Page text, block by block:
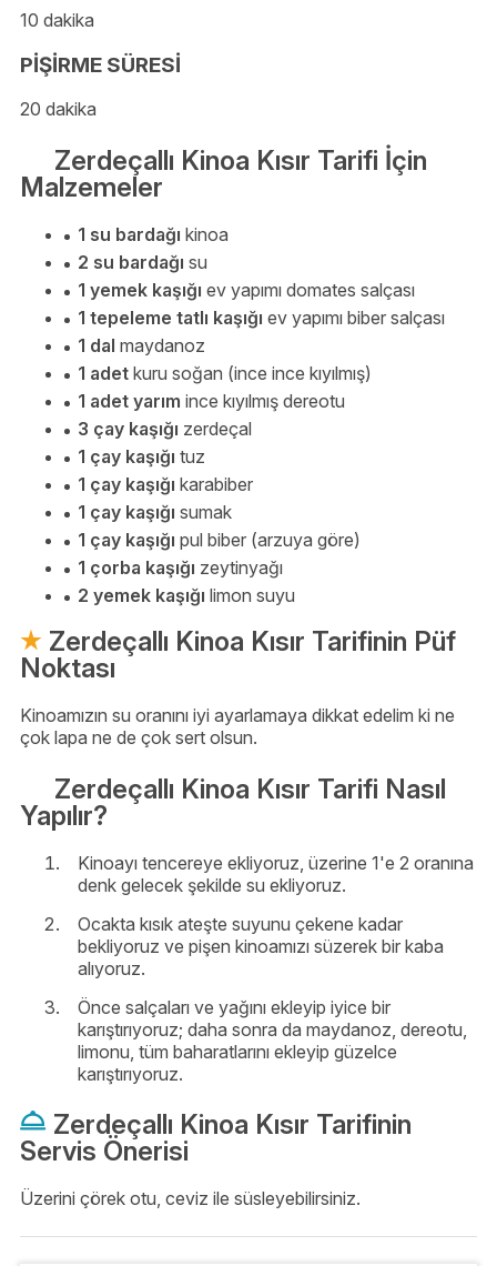
10 dakika
PİŞİRME SÜRESİ
20 dakika
Zerdeçallı Kinoa Kısır Tarifi İçin
Malzemeler
1 su bardağı kinoa
2 su bardağı su
1 yemek kaşığı ev yapımı domates salçası
1 tepeleme tatlı kaşığı ev yapımı biber salçası
1 dal maydanoz
1 adet kuru soğan (ince ince kıyılmış)
1 adet yarım ince kıyılmış dereotu
3 çay kaşığı zerdeçal
1 çay kaşığı tuz
1 çay kaşığı karabiber
1 çay kaşığı sumak
1 çay kaşığı pul biber (arzuya göre)
1 çorba kaşığı zeytinyağı
2 yemek kaşığı limon suyu
Zerdeçallı Kinoa Kısır Tarifinin Püf
Noktası
Kinoamızın su oranını iyi ayarlamaya dikkat edelim ki ne
çok lapa ne de çok sert olsun.
Zerdeçallı Kinoa Kısır Tarifi Nasıl
Yapılır?
Kinoayı tencereye ekliyoruz, üzerine 1'e 2 oranına
denk gelecek şekilde su ekliyoruz.
Ocakta kısık ateşte suyunu çekene kadar
bekliyoruz ve pişen kinoamızı süzerek bir kaba
alıyoruz.
Önce salçaları ve yağını ekleyip iyice bir
karıştırıyoruz; daha sonra da maydanoz, dereotu,
limonu, tüm baharatlarını ekleyip güzelce
karıştırıyoruz.
Zerdeçallı Kinoa Kısır Tarifinin
Servis Önerisi
Üzerini çörek otu, ceviz ile süsleyebilirsiniz.